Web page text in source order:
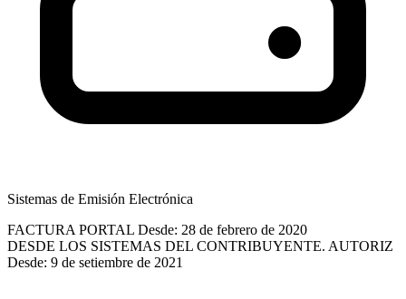
Sistemas de Emisión Electrónica
FACTURA PORTAL Desde: 28 de febrero de 2020
DESDE LOS SISTEMAS DEL CONTRIBUYENTE. AUTORIZ
Desde: 9 de setiembre de 2021